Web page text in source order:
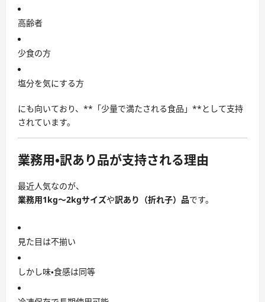
高齢者
少食の方
塩分を気にする方
にも向いており、**「少量で満たされる食品」**として支持
されています。
業務用・訳あり品が支持される理由
最近人気なのが、
業務用1kg〜2kgサイズや訳あり（折れ子）品です。
見た目は不揃い
しかし味・食感は同等